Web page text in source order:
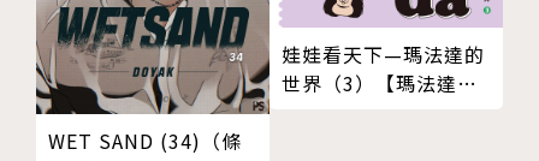
WET SAND (34)（條
娃娃看天下—瑪法達的
世界（3）【瑪法達降